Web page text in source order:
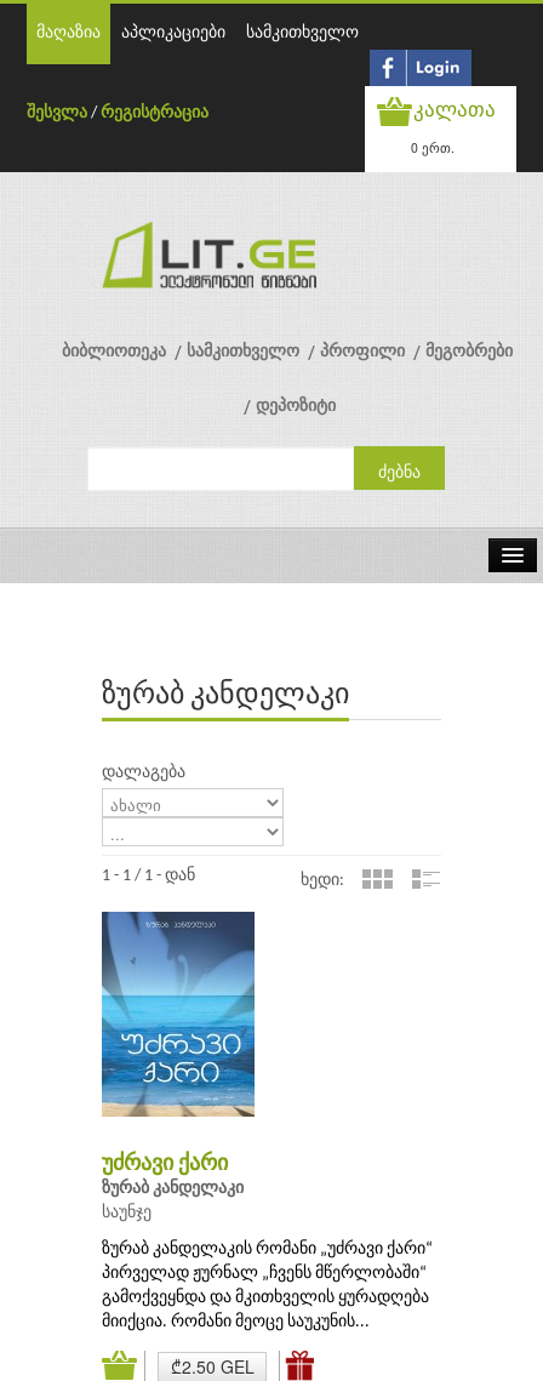
მაღაზია აპლიკაციები სამკითხველო
შესვლა /რეგისტრაცია კალათა
0 ერთ.
ბიბლიოთეკა სამკითხველო პროფილი მეგობრები
დეპოზიტი
ავტორებიზურაბ კანდელაკი
დალაგება
1 - 1 / 1 - დან ხედი:
უძრავი ქარი
ზურაბ კანდელაკი
საუნჯე
ზურაბ კანდელაკის რომანი „უძრავი ქარი“
პირველად ჟურნალ „ჩვენს მწერლობაში“
გამოქვეყნდა და მკითხველის ყურადღება
მიიქცია. რომანი მეოცე საუკუნის...
₾2.50 GEL